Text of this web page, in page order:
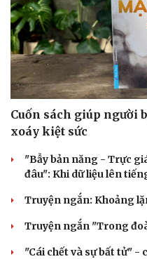
Cuốn sách giúp người
xoáy kiệt sức
"Bẫy bản năng - Trực
đâu": Khi dữ liệu lên
Truyện ngắn: Khoảng
Truyện ngắn "Trong
"Cái chết và sự bất tử" -